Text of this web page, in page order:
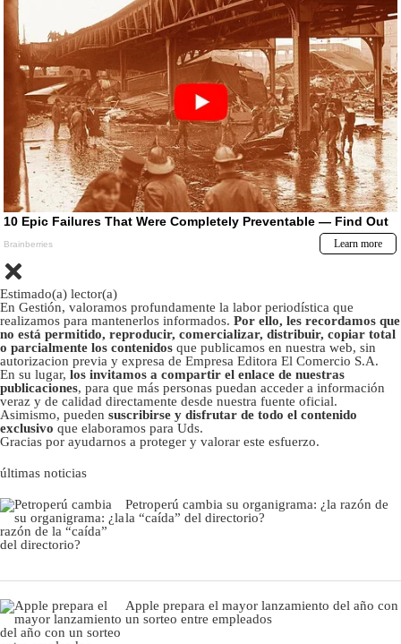
Estimado(a) lector(a)
En Gestión, valoramos profundamente la labor periodística que
realizamos para mantenerlos informados. Por ello, les recordamos que
no está permitido, reproducir, comercializar, distribuir, copiar total
o parcialmente los contenidos que publicamos en nuestra web, sin
autorizacion previa y expresa de Empresa Editora El Comercio S.A.
En su lugar, los invitamos a compartir el enlace de nuestras
publicaciones, para que más personas puedan acceder a información
veraz y de calidad directamente desde nuestra fuente oficial.
Asimismo, pueden suscribirse y disfrutar de todo el contenido
exclusivo que elaboramos para Uds.
Gracias por ayudarnos a proteger y valorar este esfuerzo.
últimas noticias
Petroperú cambia su organigrama: ¿la razón de
la “caída” del directorio?
Apple prepara el mayor lanzamiento del año con
un sorteo entre empleados